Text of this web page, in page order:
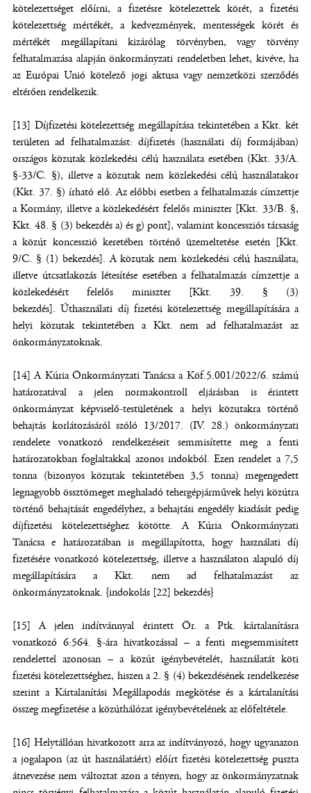
kötelezettséget előírni, a fizetésre kötelezettek körét, a fizetési
kötelezettség mértékét, a kedvezmények, mentességek körét és
mértékét megállapítani kizárólag törvényben, vagy törvény
felhatalmazása alapján önkormányzati rendeletben lehet, kivéve, ha
az Európai Unió kötelező jogi aktusa vagy nemzetközi szerződés
eltérően rendelkezik.
[13] Díjfizetési kötelezettség megállapítása tekintetében a Kkt. két
területen ad felhatalmazást: díjfizetés (használati díj formájában)
országos közutak közlekedési célú használata esetében (Kkt. 33/A.
§-33/C. §), illetve a közutak nem közlekedési célú használatakor
(Kkt. 37. §) írható elő. Az előbbi esetben a felhatalmazás címzettje
a Kormány, illetve a közlekedésért felelős miniszter [Kkt. 33/B. §,
Kkt. 48. § (3) bekezdés a) és g) pont], valamint koncessziós társaság
a közút koncesszió keretében történő üzemeltetése esetén [Kkt.
9/C. § (1) bekezdés]. A közutak nem közlekedési célú használata,
illetve útcsatlakozás létesítése esetében a felhatalmazás címzettje a
közlekedésért felelős miniszter [Kkt. 39. § (3)
bekezdés]. Úthasználati díj fizetési kötelezettség megállapítására a
helyi közutak tekintetében a Kkt. nem ad felhatalmazást az
önkormányzatoknak.
[14] A Kúria Önkormányzati Tanácsa a Köf.5.001/2022/6. számú
határozatával a jelen normakontroll eljárásban is érintett
önkormányzat képviselő-testületének a helyi közutakra történő
behajtás korlátozásáról szóló 13/2017. (IV. 28.) önkormányzati
rendelete vonatkozó rendelkezéseit semmisítette meg a fenti
határozatokban foglaltakkal azonos indokból. Ezen rendelet a 7,5
tonna (bizonyos közutak tekintetében 3,5 tonna) megengedett
legnagyobb össztömeget meghaladó tehergépjárművek helyi közútra
történő behajtását engedélyhez, a behajtási engedély kiadását pedig
díjfizetési kötelezettséghez kötötte. A Kúria Önkormányzati
Tanácsa e határozatában is megállapította, hogy használati díj
fizetésére vonatkozó kötelezettség, illetve a használaton alapuló díj
megállapítására a Kkt. nem ad felhatalmazást az
önkormányzatoknak. {indokolás [22] bekezdés}
[15] A jelen indítvánnyal érintett Ör. a Ptk. kártalanításra
vonatkozó 6:564. §-ára hivatkozással – a fenti megsemmisített
rendelettel azonosan – a közút igénybevételét, használatát köti
fizetési kötelezettséghez, hiszen a 2. § (4) bekezdésének rendelkezése
szerint a Kártalanítási Megállapodás megkötése és a kártalanítási
összeg megfizetése a közúthálózat igénybevételének az előfeltétele.
[16] Helytállóan hivatkozott arra az indítványozó, hogy ugyanazon
a jogalapon (az út használatáért) előírt fizetési kötelezettség puszta
átnevezése nem változtat azon a tényen, hogy az önkormányzatnak